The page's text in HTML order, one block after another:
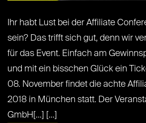
Ihr habt Lust bei der Affiliate
sein? Das trifft sich gut, denn wir
für das Event. Einfach am
und mit ein bisschen Glück ein
08. November findet die achte
2018 in München statt. Der
GmbH[...] [...]